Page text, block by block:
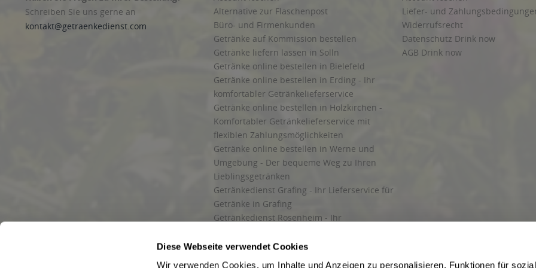
Diese Webseite verwendet Cookies
Wir verwenden Cookies, um Inhalte und Anzeigen zu personalisieren, Funktionen für
Schreiben Sie uns gerne an
kontakt@getraenkedienst.com
Alternative zur Flaschenpost
Büro- und Firmenkunden
Getränke auf Kommission bestellen
Getränke liefern lassen in Solln
Getränke online bestellen in Bielefeld
Getränke online bestellen in Erding - Ihr
komfortabler Getränkelieferservice
Getränke online bestellen in Holzkirchen -
Komfortabler Getränkelieferservice mit
flexiblen Zahlungsmöglichkeiten
Getränke online bestellen in Werne und
Umgebung - Der bequeme Weg zu Ihren
Lieblingsgetränken
Getränkedienst Grafing - Ihr Lieferservice für
Getränke in Grafing
Getränkedienst Rosenheim - Ihr
und Umgebung
Getränkelieferung in Starnberg
Liefer- und
Widerrufsrecht
Datenschutz Drink now
AGB Drink now